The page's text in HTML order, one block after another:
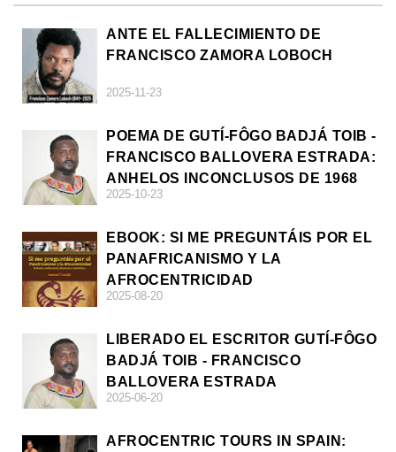
ANTE EL FALLECIMIENTO DE
FRANCISCO ZAMORA LOBOCH
2025-11-23
POEMA DE GUTÍ-FÔGO BADJÁ TOIB -
FRANCISCO BALLOVERA ESTRADA:
ANHELOS INCONCLUSOS DE 1968
2025-10-23
EBOOK: SI ME PREGUNTÁIS POR EL
PANAFRICANISMO Y LA
AFROCENTRICIDAD
2025-08-20
LIBERADO EL ESCRITOR GUTÍ-FÔGO
BADJÁ TOIB - FRANCISCO
BALLOVERA ESTRADA
2025-06-20
AFROCENTRIC TOURS IN SPAIN: